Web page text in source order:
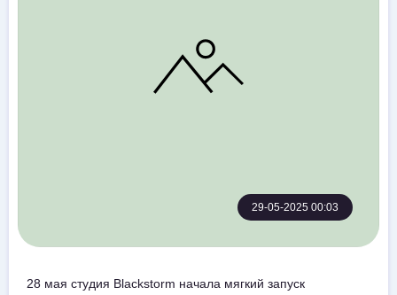
29-05-2025 00:03
28 мая студия Blackstorm начала мягкий запуск